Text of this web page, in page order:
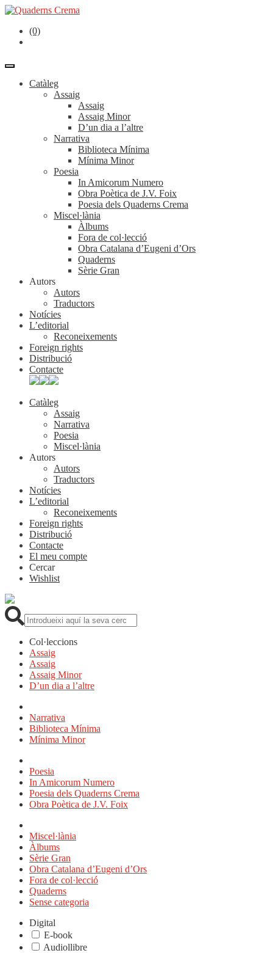
(0)
Catàleg
Assaig
Assaig
Assaig Minor
D’un dia a l’altre
Narrativa
Biblioteca Mínima
Mínima Minor
Poesia
In Amicorum Numero
Obra Poètica de J.V. Foix
Poesia dels Quaderns Crema
Miscel·lània
Àlbums
Fora de col·lecció
Obra Catalana d’Eugeni d’Ors
Quaderns
Sèrie Gran
Autors
Autors
Traductors
Notícies
L’editorial
Reconeixements
Foreign rights
Distribució
Contacte
Catàleg
Assaig
Narrativa
Poesia
Miscel·lània
Autors
Autors
Traductors
Notícies
L’editorial
Reconeixements
Foreign rights
Distribució
Contacte
El meu compte
Cercar
Wishlist
Col·leccions
Assaig
Assaig
Assaig Minor
D’un dia a l’altre
Narrativa
Biblioteca Mínima
Mínima Minor
Poesia
In Amicorum Numero
Poesia dels Quaderns Crema
Obra Poètica de J.V. Foix
Miscel·lània
Àlbums
Sèrie Gran
Obra Catalana d’Eugeni d’Ors
Fora de col·lecció
Quaderns
Sense categoria
Digital
E-book
Audiollibre